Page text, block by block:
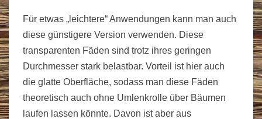
Für etwas „leichtere“ Anwendungen kann man auch
diese günstigere Version verwenden. Diese
transparenten Fäden sind trotz ihres geringen
Durchmesser stark belastbar. Vorteil ist hier auch
die glatte Oberfläche, sodass man diese Fäden
theoretisch auch ohne Umlenkrolle über Bäumen
laufen lassen könnte. Davon ist aber aus